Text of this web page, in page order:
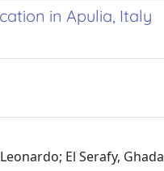
in Apulia, Italy
El Serafy, Ghada